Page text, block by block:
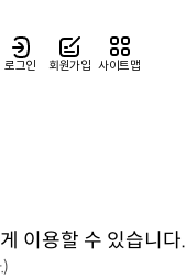
로그인 회원가입 사이트맵
이용할 수 있습니다.